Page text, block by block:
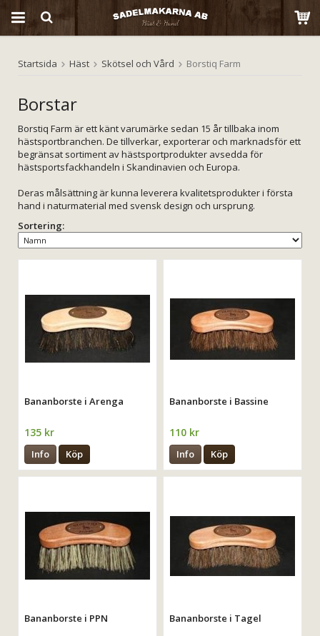
Produkten har blivit tillagd i varukorgen
Startsida Häst Skötsel och Vård Borstiq Farm
Borstar
Borstiq Farm är ett känt varumärke sedan 15 år tillbaka inom
hästsportbranchen. De tillverkar, exporterar och marknadsför ett
begränsat sortiment av hästsportprodukter avsedda för
hästsportsfackhandeln i Skandinavien och Europa.
Deras målsättning är kunna leverera kvalitetsprodukter i första
hand i naturmaterial med svensk design och ursprung.
Sortering:
Bananborste i Arenga
135 kr
Info Köp
Bananborste i Bassine
110 kr
Info Köp
Bananborste i PPN Bananborste i Tagel